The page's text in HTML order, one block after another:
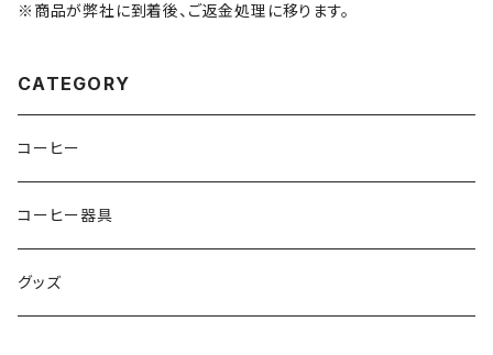
※商品が弊社に到着後、ご返金処理に移ります。
CATEGORY
コーヒー
コーヒー器具
グッズ